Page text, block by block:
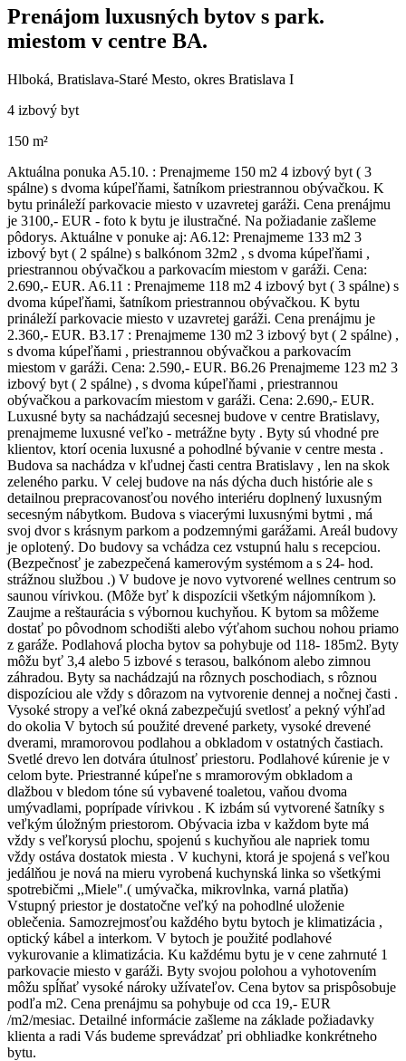
Prenájom luxusných bytov s park.
miestom v centre BA.
Hlboká, Bratislava-Staré Mesto, okres Bratislava I
4 izbový byt
150 m²
Aktuálna ponuka A5.10. : Prenajmeme 150 m2 4 izbový byt ( 3
spálne) s dvoma kúpeľňami, šatníkom priestrannou obývačkou. K
bytu prináleží parkovacie miesto v uzavretej garáži. Cena prenájmu
je 3100,- EUR - foto k bytu je ilustračné. Na požiadanie zašleme
pôdorys. Aktuálne v ponuke aj: A6.12: Prenajmeme 133 m2 3
izbový byt ( 2 spálne) s balkónom 32m2 , s dvoma kúpeľňami ,
priestrannou obývačkou a parkovacím miestom v garáži. Cena:
2.690,- EUR. A6.11 : Prenajmeme 118 m2 4 izbový byt ( 3 spálne) s
dvoma kúpeľňami, šatníkom priestrannou obývačkou. K bytu
prináleží parkovacie miesto v uzavretej garáži. Cena prenájmu je
2.360,- EUR. B3.17 : Prenajmeme 130 m2 3 izbový byt ( 2 spálne) ,
s dvoma kúpeľňami , priestrannou obývačkou a parkovacím
miestom v garáži. Cena: 2.590,- EUR. B6.26 Prenajmeme 123 m2 3
izbový byt ( 2 spálne) , s dvoma kúpeľňami , priestrannou
obývačkou a parkovacím miestom v garáži. Cena: 2.690,- EUR.
Luxusné byty sa nachádzajú secesnej budove v centre Bratislavy,
prenajmeme luxusné veľko - metrážne byty . Byty sú vhodné pre
klientov, ktorí ocenia luxusné a pohodlné bývanie v centre mesta .
Budova sa nachádza v kľudnej časti centra Bratislavy , len na skok
zeleného parku. V celej budove na nás dýcha duch histórie ale s
detailnou prepracovanosťou nového interiéru doplnený luxusným
secesným nábytkom. Budova s viacerými luxusnými bytmi , má
svoj dvor s krásnym parkom a podzemnými garážami. Areál budovy
je oplotený. Do budovy sa vchádza cez vstupnú halu s recepciou.
(Bezpečnosť je zabezpečená kamerovým systémom a s 24- hod.
strážnou službou .) V budove je novo vytvorené wellnes centrum so
saunou vírivkou. (Môže byť k dispozícii všetkým nájomníkom ).
Zaujme a reštaurácia s výbornou kuchyňou. K bytom sa môžeme
dostať po pôvodnom schodišti alebo výťahom suchou nohou priamo
z garáže. Podlahová plocha bytov sa pohybuje od 118- 185m2. Byty
môžu byť 3,4 alebo 5 izbové s terasou, balkónom alebo zimnou
záhradou. Byty sa nachádzajú na rôznych poschodiach, s rôznou
dispozíciou ale vždy s dôrazom na vytvorenie dennej a nočnej časti .
Vysoké stropy a veľké okná zabezpečujú svetlosť a pekný výhľad
do okolia V bytoch sú použité drevené parkety, vysoké drevené
dverami, mramorovou podlahou a obkladom v ostatných častiach.
Svetlé drevo len dotvára útulnosť priestoru. Podlahové kúrenie je v
celom byte. Priestranné kúpeľne s mramorovým obkladom a
dlažbou v bledom tóne sú vybavené toaletou, vaňou dvoma
umývadlami, poprípade vírivkou . K izbám sú vytvorené šatníky s
veľkým úložným priestorom. Obývacia izba v každom byte má
vždy s veľkorysú plochu, spojenú s kuchyňou ale napriek tomu
vždy ostáva dostatok miesta . V kuchyni, ktorá je spojená s veľkou
jedálňou je nová na mieru vyrobená kuchynská linka so všetkými
spotrebičmi ,,Miele".( umývačka, mikrovlnka, varná platňa)
Vstupný priestor je dostatočne veľký na pohodlné uloženie
oblečenia. Samozrejmosťou každého bytu bytoch je klimatizácia ,
optický kábel a interkom. V bytoch je použité podlahové
vykurovanie a klimatizácia. Ku každému bytu je v cene zahrnuté 1
parkovacie miesto v garáži. Byty svojou polohou a vyhotovením
môžu spĺňať vysoké nároky užívateľov. Cena bytov sa prispôsobuje
podľa m2. Cena prenájmu sa pohybuje od cca 19,- EUR
/m2/mesiac. Detailné informácie zašleme na základe požiadavky
klienta a radi Vás budeme sprevádzať pri obhliadke konkrétneho
bytu.